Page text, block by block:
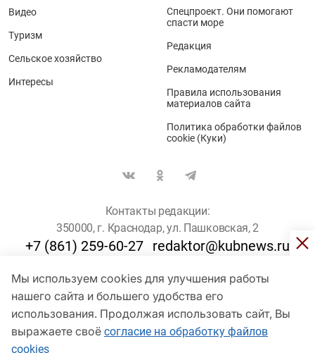
Мы используем cookies для улучшения работы
нашего сайта и большего удобства его
использования. Продолжая использовать сайт, Вы
выражаете своё согласие на обработку файлов
cookies
Видео
Туризм
Сельское хозяйство
Интересы
Спецпроект. Они помогают
спасти море
Редакция
Рекламодателям
Правила использования
материалов сайта
Политика обработки файлов
cookie (Куки)
Контакты редакции:
350000, г. Краснодар, ул. Пашковская, 2
+7 (861) 259-60-27 redaktor@kubnews.ru
Для пользователей старше 16 лет
© Кубанские Новости, 2017
Сетевое издание «kubnews» зарегистрировано Федеральной
службой по надзору в сфере связи, информационных технологий